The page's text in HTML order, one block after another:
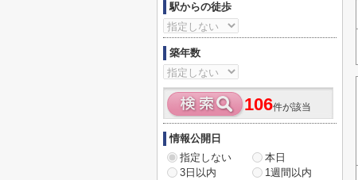
駅からの徒歩
築年数
106件が該当
情報公開日
指定しない
本日
3日以内
1週間以内